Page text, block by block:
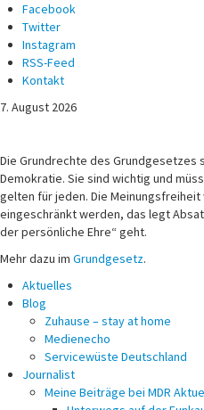
Facebook
Twitter
Instagram
RSS-Feed
Kontakt
7. August 2026
Michael Voß
Journalist und Christ
Die Grundrechte des Grundgesetzes
Demokratie. Sie sind wichtig und
gelten für jeden. Die Meinungsfreiheit
eingeschränkt werden, das legt
der persönliche Ehre“ geht.
Mehr dazu im Grundgesetz.
Aktuelles
Blog
Zuhause – stay at home
Medienecho
Servicewüste Deutschland
Journalist
Meine Beiträge bei MDR